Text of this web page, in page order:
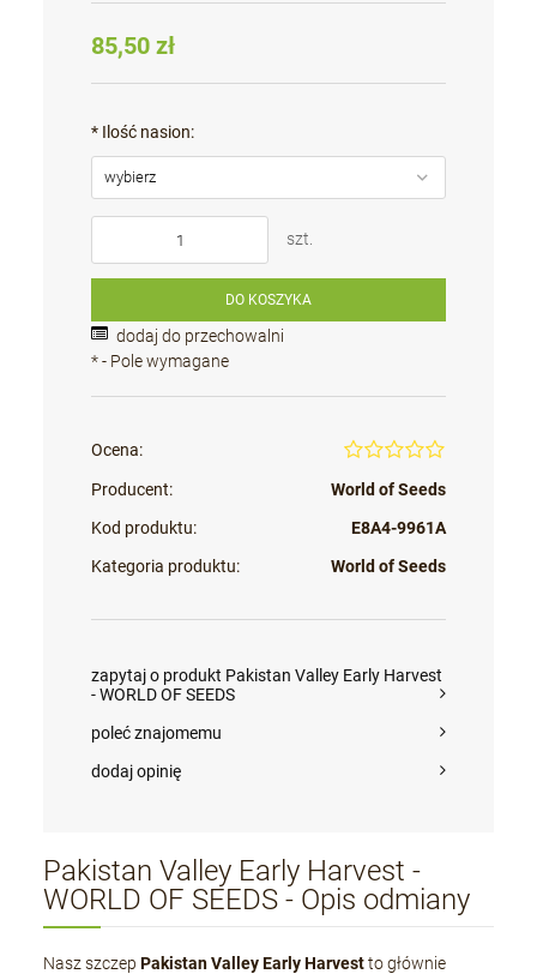
85,50 zł
* Ilość nasion:
szt.
DO KOSZYKA
dodaj do przechowalni
*- Pole wymagane
Ocena:
Producent:
World of Seeds
Kod produktu:
E8A4-9961A
Kategoria produktu:
World of Seeds
zapytaj o produkt Pakistan Valley Early Harvest
- WORLD OF SEEDS
poleć znajomemu
dodaj opinię
Pakistan Valley Early Harvest -
WORLD OF SEEDS - Opis odmiany
Nasz szczepPakistan Valley Early Harvestto głównie